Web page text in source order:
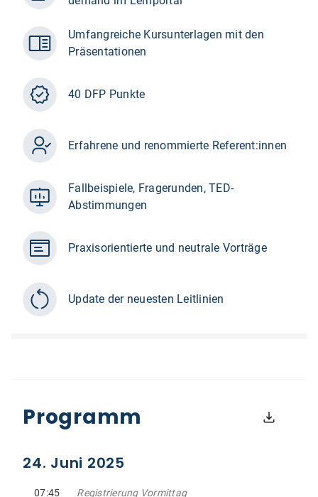
Umfangreiche Kursunterlagen mit den
Präsentationen
40 DFP Punkte
Erfahrene und renommierte Referent:innen
Fallbeispiele, Fragerunden, TED-
Abstimmungen
Praxisorientierte und neutrale Vorträge
Update der neuesten Leitlinien
Programm
24. Juni 2025
07:45 Registrierung Vormittag